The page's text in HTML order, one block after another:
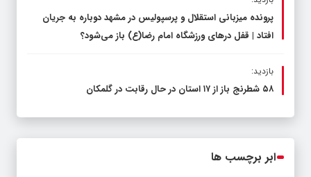
پرونده میزبانی استقلال و پرسپولیس در مشهد دوباره به جریان
افتاد | قفل در‌های ورزشگاه امام رضا(ع) باز می‌شود؟
بازدید:
۵۸ شطرنج‌ باز از ۱۷ استان در حال رقابت در گلمکان
ابر برچسب ها